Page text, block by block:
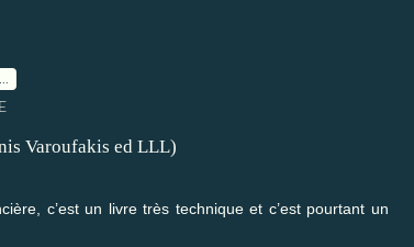
c’est un livre très technique et c’est pourtant un